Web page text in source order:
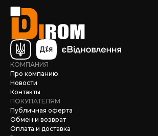
КОМПАНИЯ
Про компанию
Новости
Контакты
ПОКУПАТЕЛЯМ
Публичная оферта
Обмен и возврат
Оплата и доставка